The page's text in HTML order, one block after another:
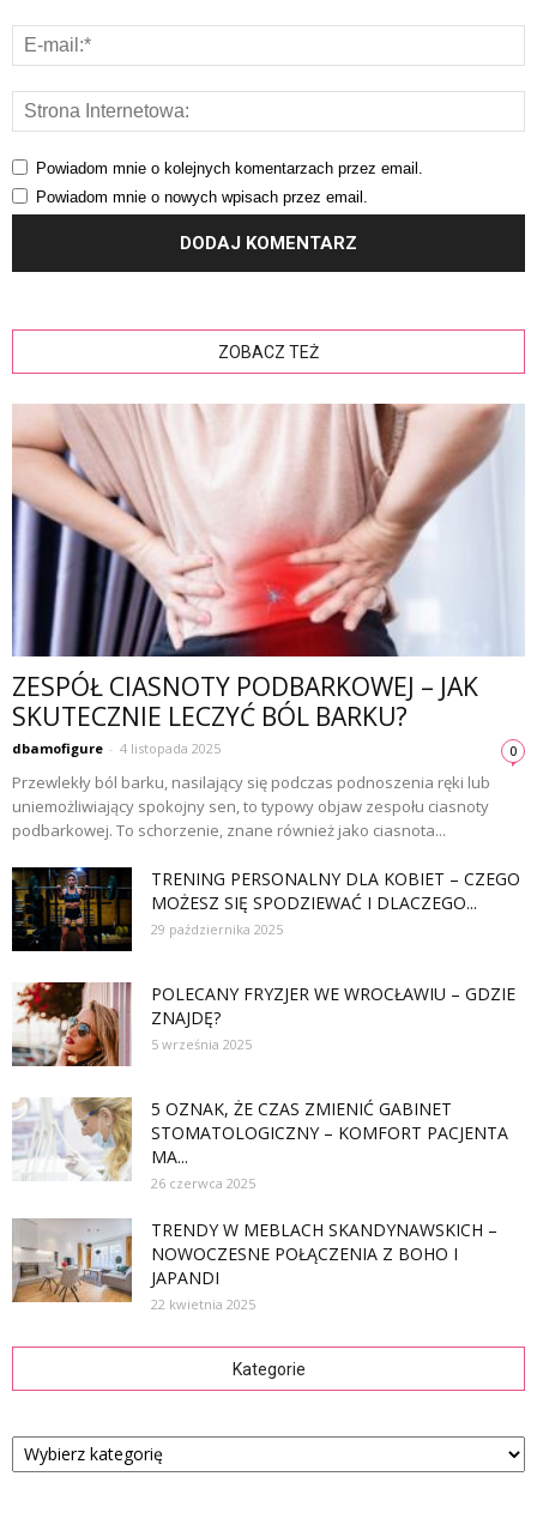
Powiadom mnie o kolejnych komentarzach przez email.
Powiadom mnie o nowych wpisach przez email.
ZOBACZ TEŻ
ZESPÓŁ CIASNOTY PODBARKOWEJ – JAK
SKUTECZNIE LECZYĆ BÓL BARKU?
dbamofigure - 4 listopada 2025 0
Przewlekły ból barku, nasilający się podczas podnoszenia ręki lub
uniemożliwiający spokojny sen, to typowy objaw zespołu ciasnoty
podbarkowej. To schorzenie, znane również jako ciasnota...
TRENING PERSONALNY DLA KOBIET – CZEGO
MOŻESZ SIĘ SPODZIEWAĆ I DLACZEGO...
29 października 2025
POLECANY FRYZJER WE WROCŁAWIU – GDZIE
ZNAJDĘ?
5 września 2025
5 OZNAK, ŻE CZAS ZMIENIĆ GABINET
STOMATOLOGICZNY – KOMFORT PACJENTA
MA...
26 czerwca 2025
TRENDY W MEBLACH SKANDYNAWSKICH –
NOWOCZESNE POŁĄCZENIA Z BOHO I
JAPANDI
22 kwietnia 2025
Kategorie
Kategorie